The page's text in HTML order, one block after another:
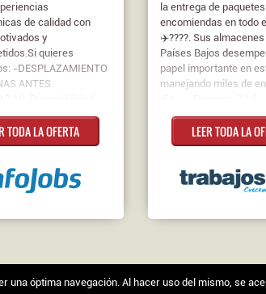
de calidad con
y
quieres
-DESPLAZAMIENTO
ANTES
en turnos de Lunes a
Completa
TODA LA OFERTA
la entrega de
encomiendas en todo
✈️????. Sus
Países Bajos
papel importante en
manejando miles de
LEER TODA LA
una óptima navegación. Al hacer uso del mismo, se